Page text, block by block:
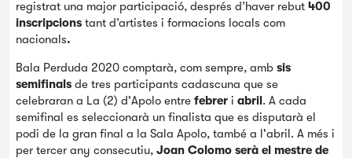
registrat una major participació, després d’haver rebut 400
inscripcions tant d’artistes i formacions locals com
nacionals.
Bala Perduda 2020 comptarà, com sempre, amb sis
semifinals de tres participants cadascuna que se
celebraran a La (2) d'Apolo entre febrer i abril. A cada
semifinal es seleccionarà un finalista que es disputarà el
podi de la gran final a la Sala Apolo, també a l'abril. A més i
per tercer any consecutiu, Joan Colomo serà el mestre de